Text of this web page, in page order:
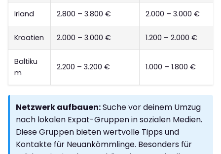
Irland 2.800 – 3.800 € 2.000 – 3.000 €
Kroatien 2.000 – 3.000 € 1.200 – 2.000 €
Baltiku
m
2.200 – 3.200 € 1.000 – 1.800 €
Netzwerk aufbauen:Suche vor deinem Umzug
nach lokalen Expat-Gruppen in sozialen Medien.
Diese Gruppen bieten wertvolle Tipps und
Kontakte für Neuankömmlinge. Besonders für